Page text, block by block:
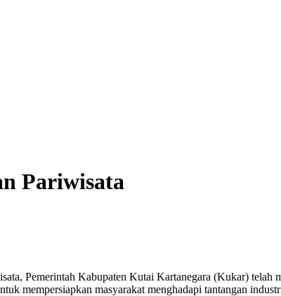
Pariwisata
Pemerintah Kabupaten Kutai Kartanegara (Kukar) telah
mempersiapkan masyarakat menghadapi tantangan